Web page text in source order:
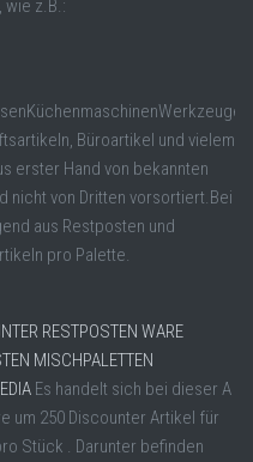
wie z.B.:
Büroartikel und vielem
erster Hand von bekannten
nicht von Dritten vorsortiert.Bei
aus Restposten und
pro Palette.
RESTPOSTEN WARE
MISCHPALETTEN
Es handelt sich bei dieser A
um 250 Discounter Artikel für
Stück . Darunter befinden